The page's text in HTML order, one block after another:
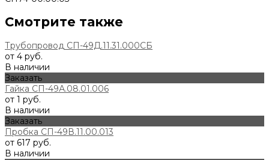
Смотрите также
Трубопровод СП-49Д.11.31.000СБ
от 4 руб.
В наличии
Заказать
Гайка СП-49А.08.01.006
от 1 руб.
В наличии
Заказать
Пробка СП-49В.11.00.013
от 617 руб.
В наличии